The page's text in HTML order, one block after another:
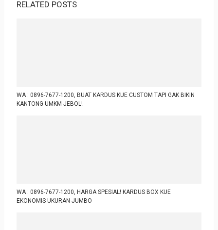
RELATED POSTS
WA : 0896-7677-1200, BUAT KARDUS KUE CUSTOM TAPI GAK BIKIN
KANTONG UMKM JEBOL!
WA : 0896-7677-1200, HARGA SPESIAL! KARDUS BOX KUE
EKONOMIS UKURAN JUMBO